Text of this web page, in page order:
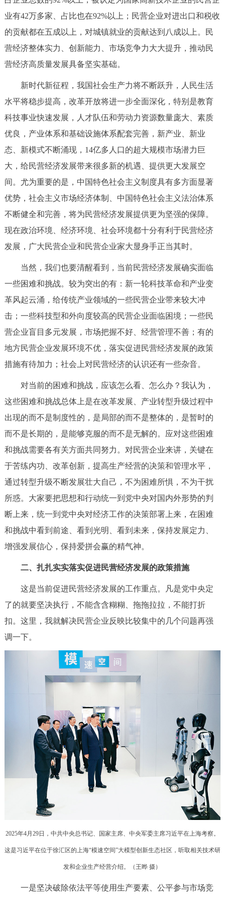
业有42万多家、占比也在92%以上；民营企业对进出口和税收
的贡献都在五成以上，对城镇就业的贡献达到八成以上。民
营经济整体实力、创新能力、市场竞争力大大提升，推动民
营经济高质量发展具备坚实基础。
新时代新征程，我国社会生产力将不断跃升，人民生活
水平将稳步提高，改革开放将进一步全面深化，特别是教育
科技事业快速发展，人才队伍和劳动力资源数量庞大、素质
优良，产业体系和基础设施体系配套完善，新产业、新业
态、新模式不断涌现，14亿多人口的超大规模市场潜力巨
大，给民营经济发展带来很多新的机遇、提供更大发展空
间。尤为重要的是，中国特色社会主义制度具有多方面显著
优势，社会主义市场经济体制、中国特色社会主义法治体系
不断健全和完善，将为民营经济发展提供更为坚强的保障。
现在政治环境、经济环境、社会环境都十分有利于民营经济
发展，广大民营企业和民营企业家大显身手正当其时。
当然，我们也要清醒看到，当前民营经济发展确实面临
一些困难和挑战。较为突出的有：新一轮科技革命和产业变
革风起云涌，给传统产业领域的一些民营企业带来较大冲
击；一些科技型和外向度较高的民营企业面临困境；一些民
营企业盲目多元发展，市场把握不好、经营管理不善；有的
地方民营企业发展环境不优，落实促进民营经济发展的政策
措施有待加力；社会上对民营经济的认识还有一些杂音。
对当前的困难和挑战，应该怎么看、怎么办？我认为，
这些困难和挑战总体上是在改革发展、产业转型升级过程中
出现的而不是制度性的，是局部的而不是整体的，是暂时的
而不是长期的，是能够克服的而不是无解的。应对这些困难
和挑战需要各有关方面共同努力。对民营企业来讲，关键在
于苦练内功、改革创新，提高生产经营的决策和管理水平，
通过转型升级不断发展壮大自己，不为困难所惧，不为干扰
所惑。大家要把思想和行动统一到党中央对国内外形势的判
断上来，统一到党中央对经济工作的决策部署上来，在困难
和挑战中看到前途、看到光明、看到未来，保持发展定力、
增强发展信心，保持爱拼会赢的精气神。
二、扎扎实实落实促进民营经济发展的政策措施
这是当前促进民营经济发展的工作重点。凡是党中央定
了的就要坚决执行，不能含含糊糊、拖拖拉拉，不能打折
扣。这里，我就解决民营企业反映比较集中的几个问题再强
调一下。
2025年4月29日，中共中央总书记、国家主席、中央军委主席习近平在上海考察。
这是习近平在位于徐汇区的上海“模速空间”大模型创新生态社区，听取相关技术研
发和企业生产经营介绍。（ 王晔 摄）
一是坚决破除依法平等使用生产要素、公平参与市场竞